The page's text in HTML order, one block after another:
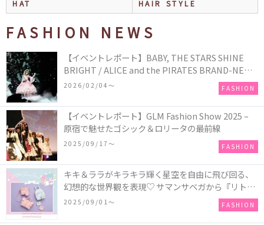
HAT
HAIR STYLE
FASHION NEWS
【イベントレポート】BABY, THE STARS SHINE
BRIGHT / ALICE and the PIRATES BRAND-NEW
COLLECTION in TOKYO
2026/02/04〜 FASHION
【イベントレポート】GLM Fashion Show 2025 –
原宿で魅せたゴシック＆ロリータの最前線
2025/09/17〜 FASHION
キキ＆ララがキラキラ輝く星空を自由に飛び回る、
幻想的な世界観を表現♡ サマンサベガから『リトル
ツインスターズ』50周年アニバーサリーイヤー』を
2025/09/01〜 FASHION